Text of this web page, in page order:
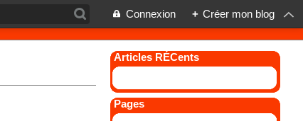
Connexion + Créer mon blog
Articles RÉCents
Pages